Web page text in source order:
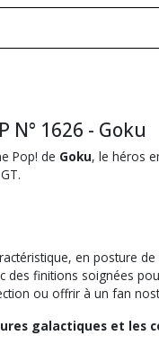
N° 1626 - Goku
Pop! de Goku, le héros
en posture
des finitions soignées
ou offrir à un fan
galactiques et les